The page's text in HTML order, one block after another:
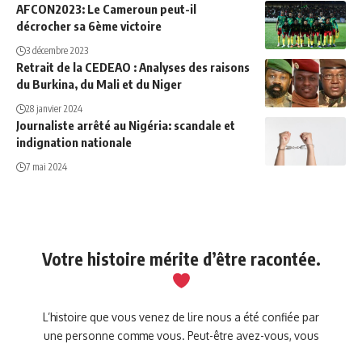
AFCON2023: Le Cameroun peut-il
décrocher sa 6ème victoire
3 décembre 2023
Retrait de la CEDEAO : Analyses des raisons
du Burkina, du Mali et du Niger
28 janvier 2024
Journaliste arrêté au Nigéria: scandale et
indignation nationale
7 mai 2024
Votre histoire mérite d’être racontée.
L’histoire que vous venez de lire nous a été confiée par
une personne comme vous. Peut-être avez-vous, vous